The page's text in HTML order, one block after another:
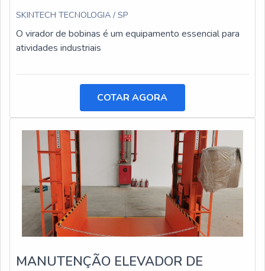
SKINTECH TECNOLOGIA / SP
O virador de bobinas é um equipamento essencial para
atividades industriais
COTAR AGORA
MANUTENÇÃO ELEVADOR DE